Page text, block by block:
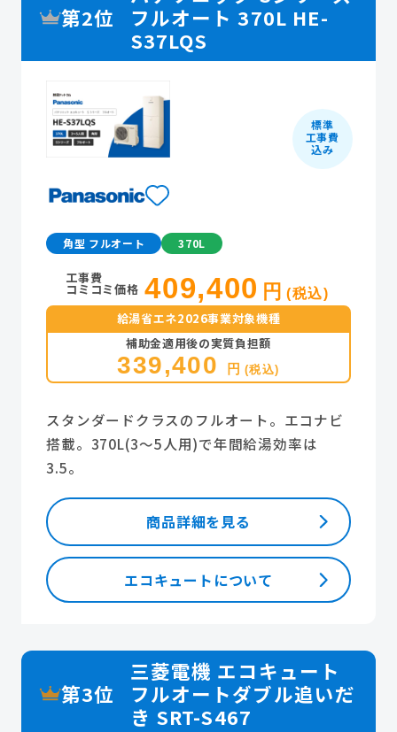
第2位
フルオート 370L HE-
S37LQS
角型 フルオート 370L
標準
工事費
込み
スタンダードクラスのフルオート。エコナビ
搭載。370L(3～5人用)で年間給湯効率は
3.5。
給湯省エネ2026事業対象機種
補助金適用後の実質負担額
339,400 円 (税込)
工事費
コミコミ価格 409,400 円 (税込)
商品詳細を見る
エコキュートについて
第3位
三菱電機 エコキュート
フルオートダブル追いだ
き SRT-S467